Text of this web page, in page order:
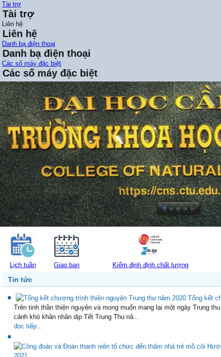
Tài trợ
Tài trợ
Liên hệ
Liên hệ
Danh bạ điện thoại
Danh bạ điện thoại
Các số máy đặc biệt
Các số máy đặc biệt
Lịch tuần Giao ban Kiểm định định chất lượng
Tin tức
Tổng kết
Trên tinh thần thiện nguyện và mong muốn mang lại một ngày Trung
cảnh khó khăn nhân dịp Tết Trung Thu nă...
đọc tiếp...